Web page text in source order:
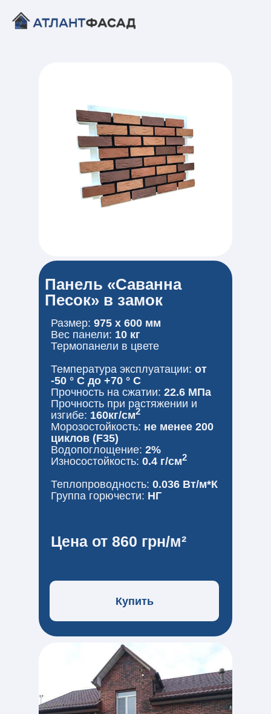
Панель «Саванна
Песок» в замок
Купить
Цена от 860 грн/м²
Размер: 975 x 600 мм
Вес панели: 10 кг
Термопанели в цвете
Температура эксплуатации: от
-50 ° С до +70 ° С
Прочность на сжатии: 22.6 МПа
Прочность при растяжении и
изгибе: 160кг/см2
Морозостойкость: не менее 200
циклов (F35)
Водопоглощение: 2%
Износостойкость: 0.4 г/см2
Теплопроводность: 0.036 Вт/м*К
Группа горючести: НГ